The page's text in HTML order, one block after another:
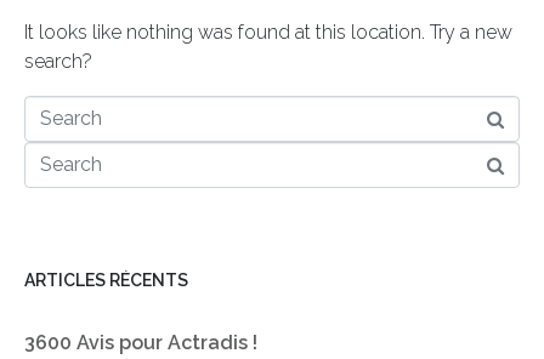
It looks like nothing was found at this location. Try a new
search?
ARTICLES RÉCENTS
3600 Avis pour Actradis !